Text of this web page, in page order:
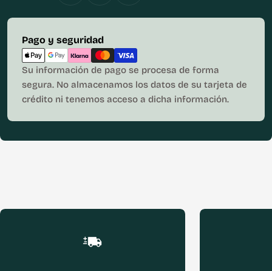
Pago y seguridad
Métodos
de
pago
Su información de pago se procesa de forma
segura. No almacenamos los datos de su tarjeta de
crédito ni tenemos acceso a dicha información.